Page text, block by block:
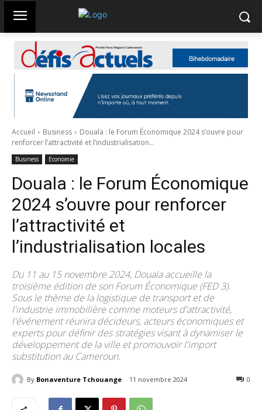
Accueil Business
Douala : le Forum Économique 2024 s’ouvre pour
renforcer l’attractivité et l’industrialisation...
Business Economie
Douala : le Forum Économique
2024 s’ouvre pour renforcer
l’attractivité et
l’industrialisation locales
Du 11 au 15 novembre 2024, Douala accueille la
troisième édition de son Forum Économique (FED 3).
Sous le thème de la logistique de transport et de
l'industrie immobilière comme moteurs d'attractivité,
l'événement réunira décideurs, acteurs économiques et
experts pour définir des stratégies visant à dynamiser le
développement de la ville et promouvoir l'import
substitution au Cameroun.
By Bonaventure Tchouange 11 novembre 2024 0